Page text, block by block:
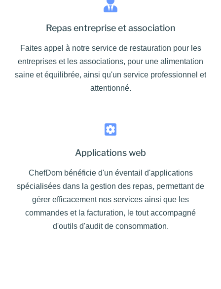
Repas entreprise et association
Faites appel à notre service de restauration pour les
entreprises et les associations, pour une alimentation
saine et équilibrée, ainsi qu'un service professionnel et
attentionné.
Applications web
ChefDom bénéficie d'un éventail d'applications
spécialisées dans la gestion des repas, permettant de
gérer efficacement nos services ainsi que les
commandes et la facturation, le tout accompagné
d'outils d'audit de consommation.